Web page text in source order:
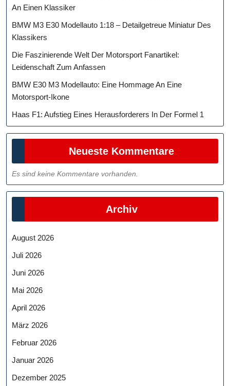
An Einen Klassiker
BMW M3 E30 Modellauto 1:18 – Detailgetreue Miniatur Des
Klassikers
Die Faszinierende Welt Der Motorsport Fanartikel:
Leidenschaft Zum Anfassen
BMW E30 M3 Modellauto: Eine Hommage An Eine
Motorsport-Ikone
Haas F1: Aufstieg Eines Herausforderers In Der Formel 1
Neueste Kommentare
Es sind keine Kommentare vorhanden.
Archiv
August 2026
Juli 2026
Juni 2026
Mai 2026
April 2026
März 2026
Februar 2026
Januar 2026
Dezember 2025